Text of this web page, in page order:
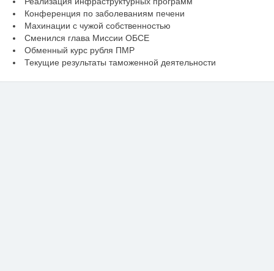
Конференция по заболеваниям печени
Махинации с чужой собственностью
Сменился глава Миссии ОБСЕ
Обменный курс рубля ПМР
Текущие результаты таможенной деятельности